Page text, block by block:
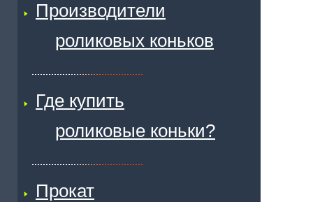
Производители
роликовых коньков
Где купить
роликовые коньки?
Прокат